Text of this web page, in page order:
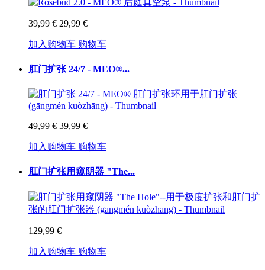
39,99 € 29,99 €
加入购物车 购物车
肛门扩张 24/7 - MEO®...
49,99 € 39,99 €
加入购物车 购物车
肛门扩张用窥阴器 "The...
129,99 €
加入购物车 购物车